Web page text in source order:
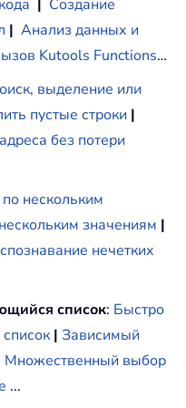
| Создание
| Анализ данных и
Kutools Functions…
выделение или
пустые строки |
без потери
нескольким
значениям |
нечетких
список: Быстро
| Зависимый
Множественный выбор
...